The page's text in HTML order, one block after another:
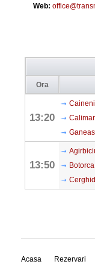
Web:
Ora
13:20
13:50
Botorca
Cerghid
Acasa Rezervari